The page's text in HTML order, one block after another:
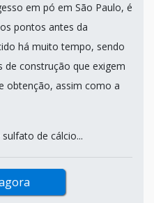
em pó em São Paulo, é
pontos antes da
há muito tempo, sendo
construção que exigem
obtenção, assim como a
de cálcio...